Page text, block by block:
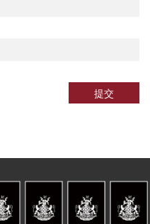
提交